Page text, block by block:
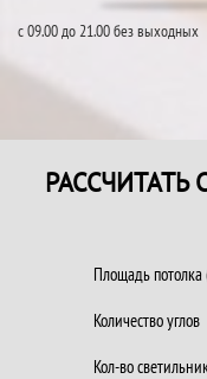
с 09.00 до 21.00 без выходных
РАССЧИТАТЬ
Площадь
Количество углов
Кол-во